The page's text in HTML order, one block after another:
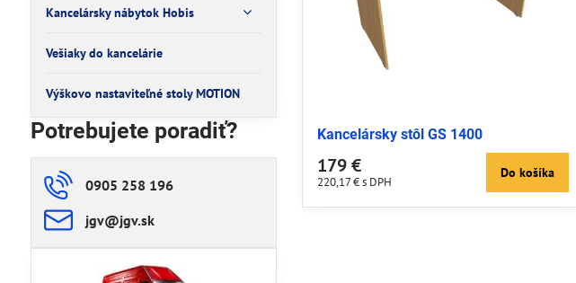
Kancelársky stôl GS 1400
179 €
220,17 €s DPH
Do košíka
Potrebujete poradiť?
0905 258 196
jgv​@jgv​.sk
Kancelársky nábytok Hobis
Vešiaky do kancelárie
Výškovo nastaviteľné stoly MOTION